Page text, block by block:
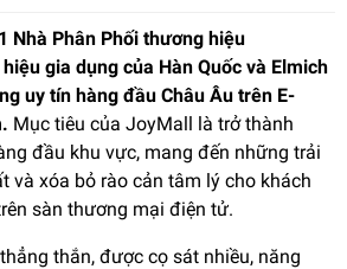
Nhà Phân Phối thương hiệu
gia dụng của Hàn Quốc và Elmich
uy tín hàng đầu Châu Âu trên E-
Mục tiêu của JoyMall là trở thành
đầu khu vực, mang đến những trải
và xóa bỏ rào cản tâm lý cho khách
sàn thương mại điện tử.
thắn, được cọ sát nhiều, năng